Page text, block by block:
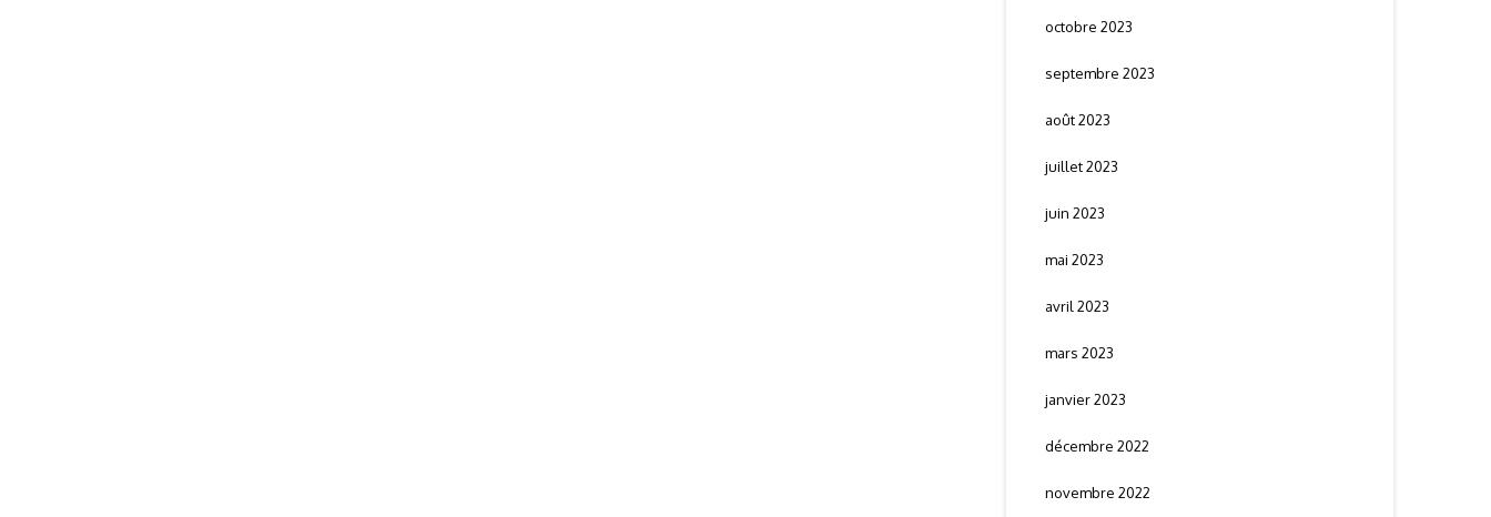
octobre 2023
septembre 2023
août 2023
juillet 2023
juin 2023
mai 2023
avril 2023
mars 2023
janvier 2023
décembre 2022
novembre 2022